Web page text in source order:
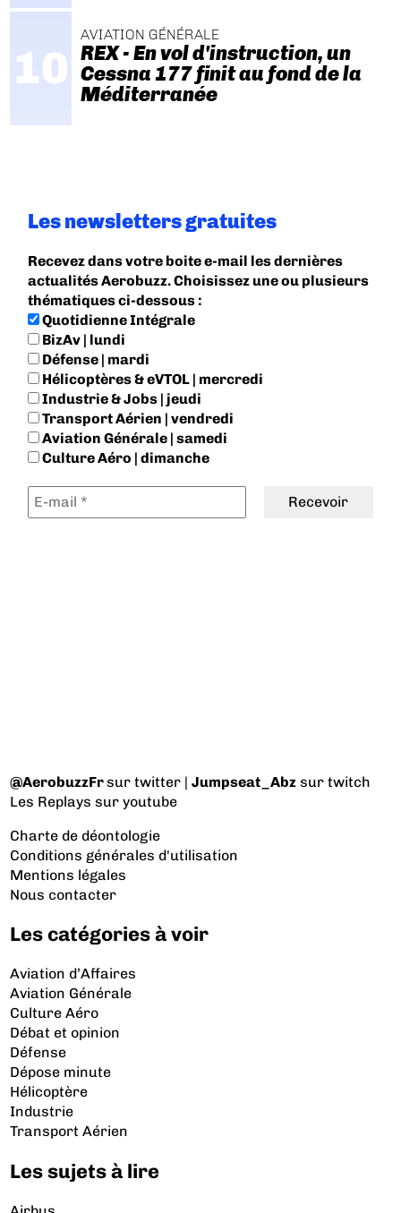
AVIATION GÉNÉRALE
REX - En vol d'instruction, un
Cessna 177 finit au fond de la
Méditerranée
Les newsletters gratuites
Recevez dans votre boite e-mail les dernières
actualités Aerobuzz. Choisissez une ou plusieurs
thématiques ci-dessous :
Quotidienne Intégrale
BizAv | lundi
Défense | mardi
Hélicoptères & eVTOL | mercredi
Industrie & Jobs | jeudi
Transport Aérien | vendredi
Aviation Générale | samedi
Culture Aéro | dimanche
@AerobuzzFrsur twitter |Jumpseat_Abz sur twitch
Les Replays sur youtube
Charte de déontologie
Conditions générales d'utilisation
Mentions légales
Nous contacter
Les catégories à voir
Aviation d’Affaires
Aviation Générale
Culture Aéro
Débat et opinion
Défense
Dépose minute
Hélicoptère
Industrie
Transport Aérien
Les sujets à lire